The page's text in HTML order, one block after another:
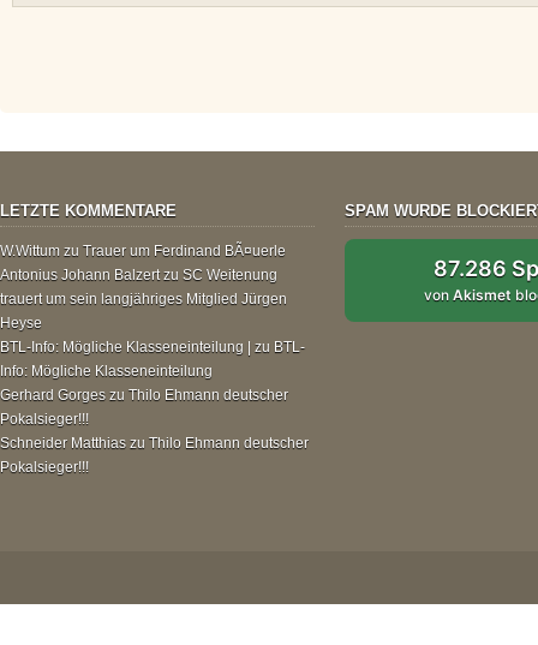
LETZTE KOMMENTARE
W.Wittum zu Trauer um Ferdinand BÃ¤uerle
Antonius Johann Balzertzu SC Weitenung
trauert um sein langjähriges Mitglied Jürgen
Heyse
BTL-Info: Mögliche Klasseneinteilung |
zu BTL-
Info: Mögliche Klasseneinteilung
Gerhard Gorges zu Thilo Ehmann deutscher
Pokalsieger!!!
Schneider Matthias zu Thilo Ehmann deutscher
Pokalsieger!!!
SPAM WURDE
87.286
vonAkismet